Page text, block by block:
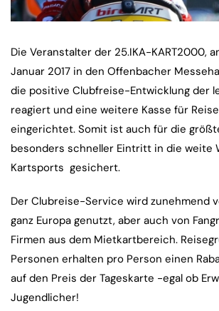
Die Veranstalter der 25.IKA-KART2000,
Januar 2017 in den Offenbacher
die positive Clubfreise-Entwicklung der
reagiert und eine weitere Kasse für
eingerichtet. Somit ist auch für die
besonders schneller Eintritt in die weite
Kartsports gesichert.
Der Clubreise-Service wird zunehmend
ganz Europa genutzt, aber auch von
Firmen aus dem Mietkartbereich.
Personen erhalten pro Person einen
auf den Preis der Tageskarte -egal ob
Jugendlicher!